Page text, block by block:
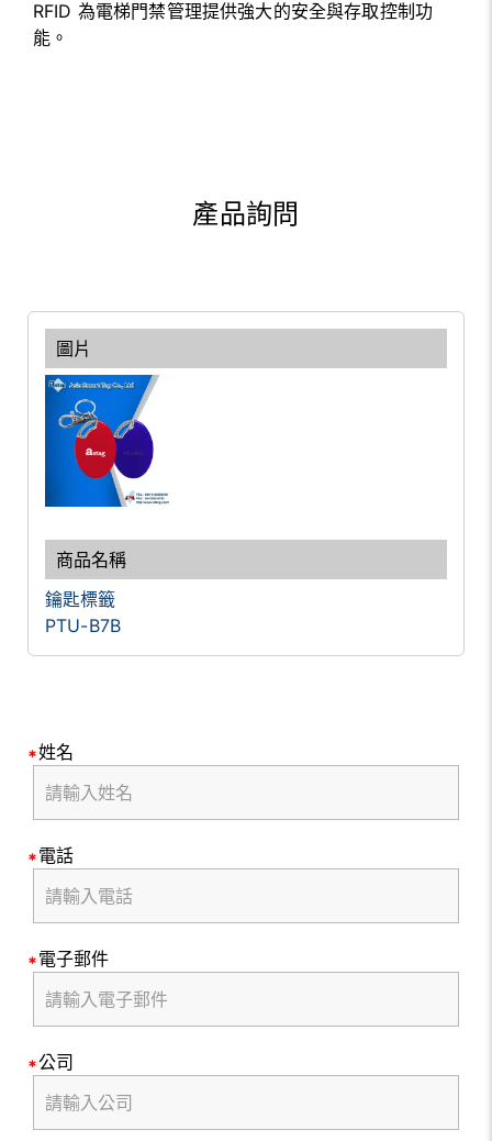
RFID 為電梯門禁管理提供強大的安全與存取控制功
能。
產品詢問
鑰匙標籤
PTU-B7B
姓名
電話
電子郵件
公司